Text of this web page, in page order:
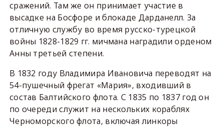
сражений. Там же он принимает участие в
высадке на Босфоре и блокаде Дарданелл. За
отличную службу во время русско-турецкой
войны 1828-1829 гг. мичмана наградили орденом
Анны третьей степени.
В 1832 году Владимира Ивановича переводят на
54-пушечный фрегат «Мария», входивший в
состав Балтийского флота. С 1835 по 1837 год он
по очереди служит на нескольких кораблях
Черноморского флота, включая линкоры